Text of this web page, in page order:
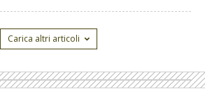
Carica altri articoli